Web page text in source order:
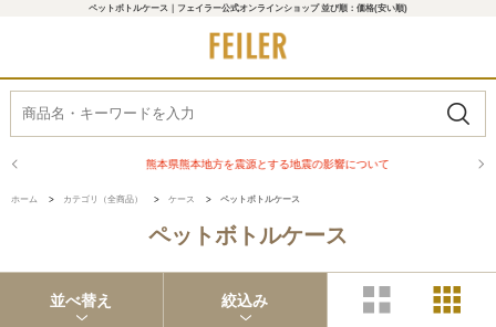
ペットボトルケース｜フェイラー公式オンラインショップ 並び順：価格(安い順)
熊本県熊本地方を震源とする地震の影響について
ホーム > カテゴリ（全商品） > ケース > ペットボトルケース
ペットボトルケース
並べ替え 絞込み